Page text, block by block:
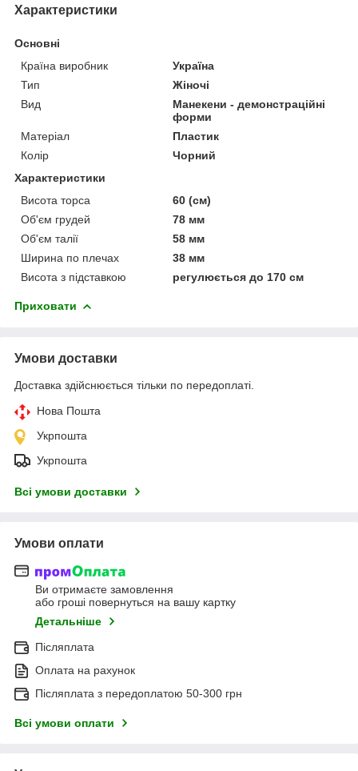
Характеристики
Основні
Країна виробник
Україна
Тип
Жіночі
Вид
Манекени - демонстраційні
форми
Матеріал
Пластик
Колір
Чорний
Характеристики
Висота торса
60 (см)
Об'єм грудей
78 мм
Об'єм талії
58 мм
Ширина по плечах
38 мм
Висота з підставкою
регулюється до 170 см
Приховати
Умови доставки
Доставка здійснюється тільки по передоплаті.
Нова Пошта
Укрпошта
Укрпошта
Всі умови доставки
Умови оплати
Ви отримаєте замовлення
або гроші повернуться на вашу картку
Детальніше
Післяплата
Оплата на рахунок
Післяплата з передоплатою 50-300 грн
Всі умови оплати